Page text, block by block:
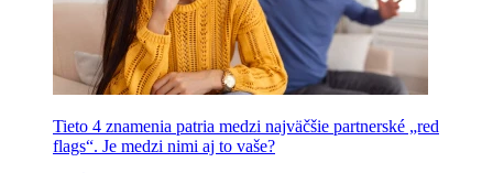
Tieto 4 znamenia patria medzi najväčšie partnerské „red
flags“. Je medzi nimi aj to vaše?